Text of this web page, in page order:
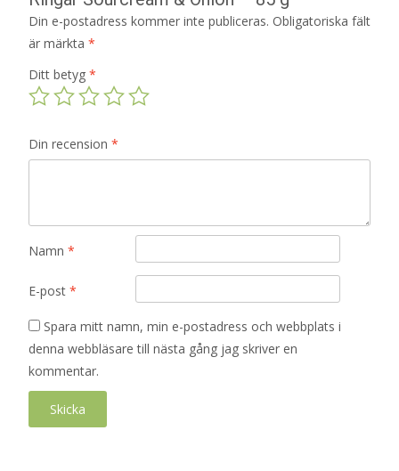
Din e-postadress kommer inte publiceras. Obligatoriska fält
är märkta *
Ditt betyg *
Din recension *
Namn *
E-post *
Spara mitt namn, min e-postadress och webbplats i
denna webbläsare till nästa gång jag skriver en
kommentar.